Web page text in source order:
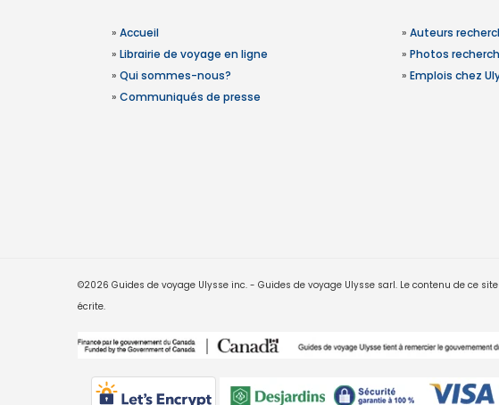
» Accueil
» Librairie de voyage en ligne
» Qui sommes-nous?
» Communiqués de presse
» Auteurs
» Photos
» Emplois chez
©2026 Guides de voyage Ulysse inc. - Guides de voyage Ulysse sarl. Le contenu de ce
écrite.